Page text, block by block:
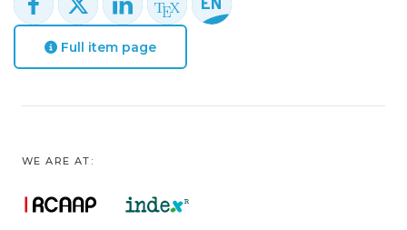
Full item page
WE ARE AT: